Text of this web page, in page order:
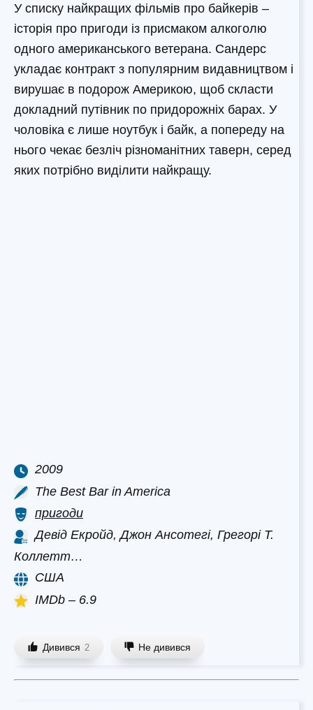
У списку найкращих фільмів про байкерів –
історія про пригоди із присмаком алкоголю
одного американського ветерана. Сандерс
укладає контракт з популярним видавництвом і
вирушає в подорож Америкою, щоб скласти
докладний путівник по придорожніх барах. У
чоловіка є лише ноутбук і байк, а попереду на
нього чекає безліч різноманітних таверн, серед
яких потрібно виділити найкращу.
2009
The Best Bar in America
пригоди
Девід Екройд, Джон Ансотегі, Грегорі Т.
Коллетт…
США
IMDb – 6.9
Дивився 2 Не дивився